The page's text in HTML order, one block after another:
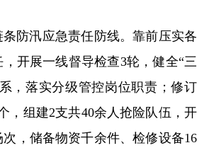
防汛应急责任防线。靠前压实各
开展一线督导检查3轮，健全“三
，落实分级管控岗位职责；修订
，组建2支共40余人抢险队伍，开
次，储备物资千余件、检修设备16